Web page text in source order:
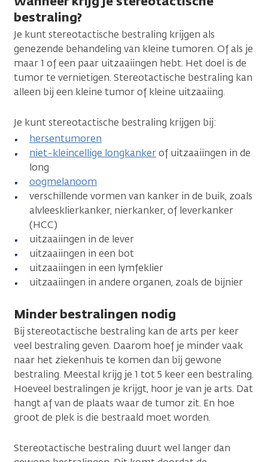
bestraling?
Je kunt stereotactische bestraling krijgen als
genezende behandeling van kleine tumoren. Of als je
maar 1 of een paar uitzaaiingen hebt. Het doel is de
tumor te vernietigen. Stereotactische bestraling kan
alleen bij een kleine tumor of kleine uitzaaiing.
Je kunt stereotactische bestraling krijgen bij:
hersentumoren
niet-kleincellige longkankerof uitzaaiingen in de
long
oogmelanoom
verschillende vormen van kanker in de buik, zoals
alvleesklierkanker, nierkanker, of leverkanker
(HCC)
uitzaaiingen in de lever
uitzaaiingen in een bot
uitzaaiingen in een lymfeklier
uitzaaiingen in andere organen, zoals de bijnier
Minder bestralingen nodig
Bij stereotactische bestraling kan de arts per keer
veel bestraling geven. Daarom hoef je minder vaak
naar het ziekenhuis te komen dan bij gewone
bestraling. Meestal krijg je 1 tot 5 keer een bestraling.
Hoeveel bestralingen je krijgt, hoor je van je arts. Dat
hangt af van de plaats waar de tumor zit. En hoe
groot de plek is die bestraald moet worden.
Stereotactische bestraling duurt wel langer dan